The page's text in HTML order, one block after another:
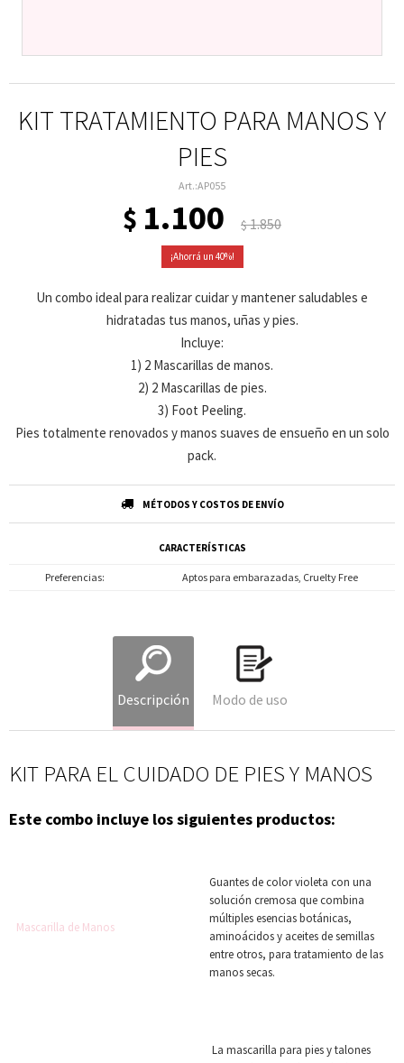
KIT TRATAMIENTO PARA MANOS Y
PIES
AP055
$ 1.100 $1.850
40
Un combo ideal para realizar cuidar y mantener saludables e
hidratadas tus manos, uñas y pies.
Incluye:
1) 2 Mascarillas de manos.
2) 2 Mascarillas de pies.
3) Foot Peeling.
Pies totalmente renovados y manos suaves de ensueño en un solo
pack.
MÉTODOS Y COSTOS DE ENVÍO
CARACTERÍSTICAS
Preferencias Aptos para embarazadas, Cruelty Free
Descripción Modo de uso
KIT PARA EL CUIDADO DE PIES Y MANOS
Este combo incluye los siguientes productos:
Mascarilla de Manos
Guantes de color violeta con una
solución cremosa que combina
múltiples esencias botánicas,
aminoácidos y aceites de semillas
entre otros, para tratamiento de las
manos secas.
La mascarilla para pies y talones